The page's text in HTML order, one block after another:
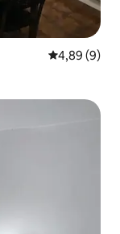
Évaluation
4,89 (9)